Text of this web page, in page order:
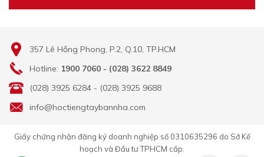
357 Lê Hồng Phong, P.2, Q.10, TP.HCM
Hotline: 1900 7060 - (028) 3622 8849
(028) 3925 6284 - (028) 3925 9688
info@hoctiengtaybannha.com
Giấy chứng nhận đăng ký doanh nghiệp số 0310635296 do Sở Kế
hoạch và Đầu tư TPHCM cấp.